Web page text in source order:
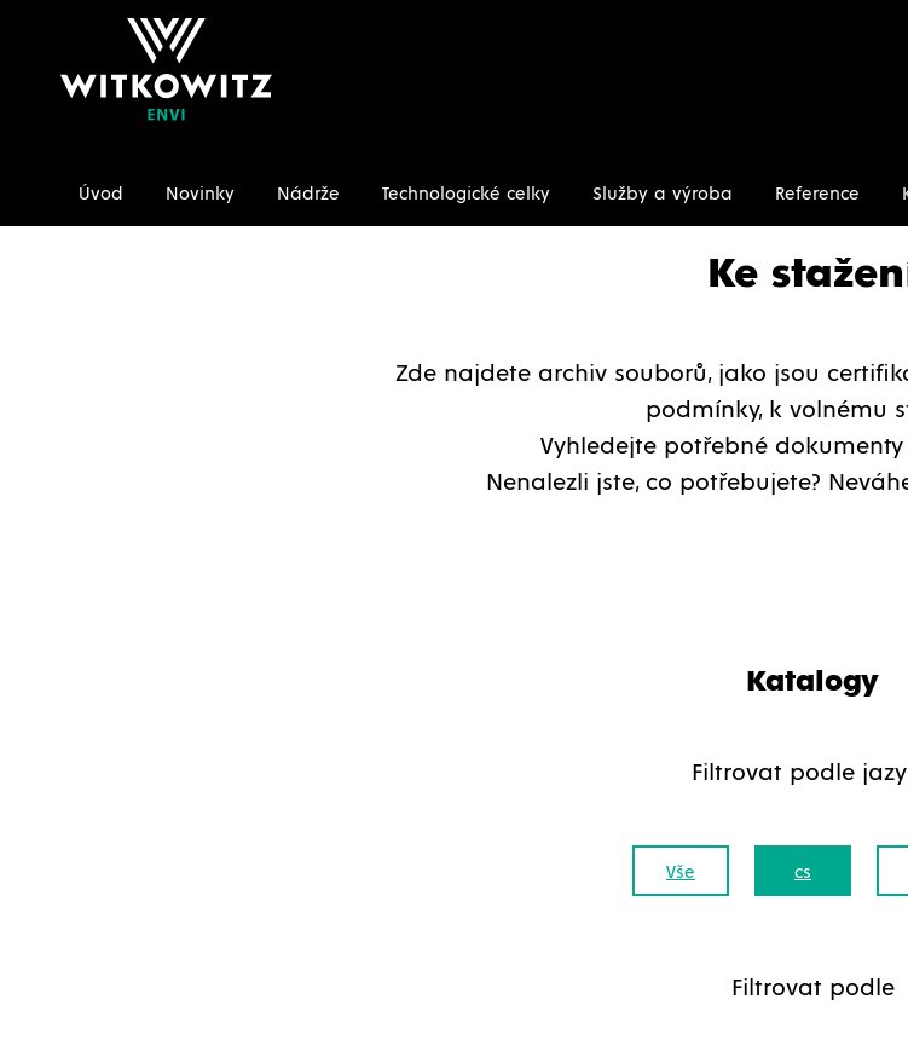
Úvod Novinky Nádrže Technologické celky Služby a výroba Reference
Úvodní stránka Ke stažení/Certifikáty
Ke
Zde najdete archiv souborů, jako jsou
podmínky, k volnému
Vyhledejte potřebné
Nenalezli jste, co potřebujete?
Katalogy
Filtrovat podle
Vše cs
Filtrovat podle